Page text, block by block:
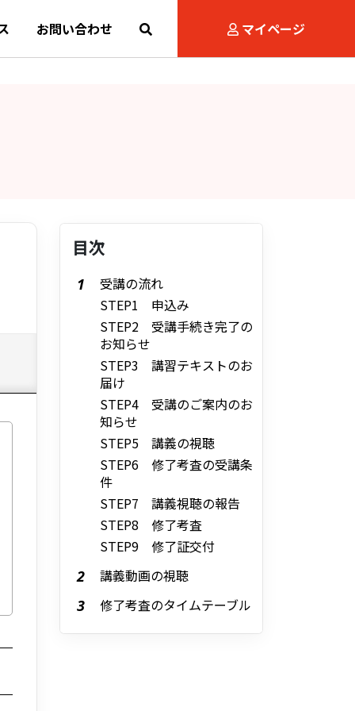
お問い合わせ マイページ
目次
受講の流れ
STEP1 申込み
STEP2 受講手続き完了の
お知らせ
STEP3 講習テキストのお
届け
STEP4 受講のご案内のお
知らせ
STEP5 講義の視聴
STEP6 修了考査の受講条
件
STEP7 講義視聴の報告
STEP8 修了考査
STEP9 修了証交付
講義動画の視聴
修了考査のタイムテーブル